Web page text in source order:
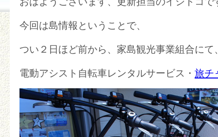
今回は島情報ということで、
つい２日ほど前から、家島観光事業組合に
電動アシスト自転車レンタルサービス・ 旅チ